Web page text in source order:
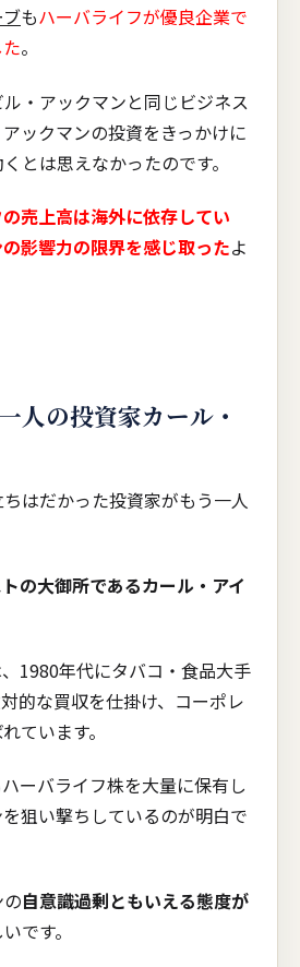
もハーバライフが優良企業で
。
・アックマンと同じビジネス
ックマンの投資をきっかけに
とは思えなかったのです。
売上高は海外に依存してい
影響力の限界を感じ取ったよ
人の投資家カール・
はだかった投資家がもう一人
の大御所であるカール・アイ
1980年代にタバコ・食品大手
的な買収を仕掛け、コーポレ
ています。
ーバライフ株を大量に保有し
狙い撃ちしているのが明白で
自意識過剰ともいえる態度が
です。